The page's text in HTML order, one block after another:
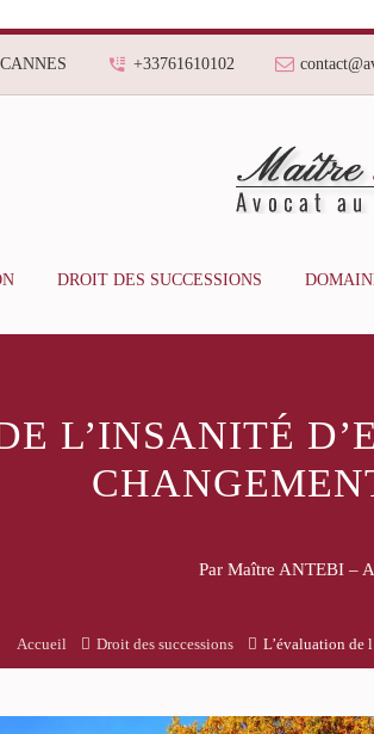
+33761610102
DROIT DES SUCCESSIONS
L’INSANITÉ
Par Maître ANTEBI –
Accueil Droit des successions L’évaluation de